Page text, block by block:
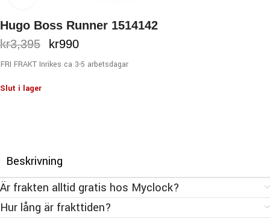
Hugo Boss Runner 1514142
kr3,395 kr990
FRI FRAKT Inrikes ca 3-5 arbetsdagar
Slut i lager
Beskrivning
Är frakten alltid gratis hos Myclock?
Hur lång är frakttiden?